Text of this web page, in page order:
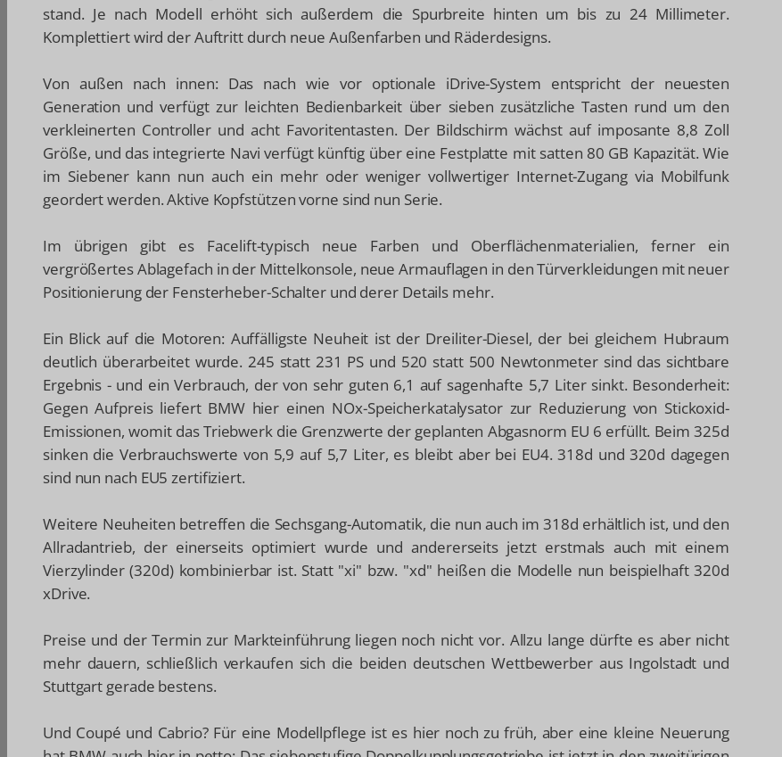
stand. Je nach Modell erhöht sich außerdem die Spurbreite hinten um bis zu 24 Millimeter.
Komplettiert wird der Auftritt durch neue Außenfarben und Räderdesigns.
Von außen nach innen: Das nach wie vor optionale iDrive-System entspricht der neuesten
Generation und verfügt zur leichten Bedienbarkeit über sieben zusätzliche Tasten rund um den
verkleinerten Controller und acht Favoritentasten. Der Bildschirm wächst auf imposante 8,8 Zoll
Größe, und das integrierte Navi verfügt künftig über eine Festplatte mit satten 80 GB Kapazität. Wie
im Siebener kann nun auch ein mehr oder weniger vollwertiger Internet-Zugang via Mobilfunk
geordert werden. Aktive Kopfstützen vorne sind nun Serie.
Im übrigen gibt es Facelift-typisch neue Farben und Oberflächenmaterialien, ferner ein
vergrößertes Ablagefach in der Mittelkonsole, neue Armauflagen in den Türverkleidungen mit neuer
Positionierung der Fensterheber-Schalter und derer Details mehr.
Ein Blick auf die Motoren: Auffälligste Neuheit ist der Dreiliter-Diesel, der bei gleichem Hubraum
deutlich überarbeitet wurde. 245 statt 231 PS und 520 statt 500 Newtonmeter sind das sichtbare
Ergebnis - und ein Verbrauch, der von sehr guten 6,1 auf sagenhafte 5,7 Liter sinkt. Besonderheit:
Gegen Aufpreis liefert BMW hier einen NOx-Speicherkatalysator zur Reduzierung von Stickoxid-
Emissionen, womit das Triebwerk die Grenzwerte der geplanten Abgasnorm EU 6 erfüllt. Beim 325d
sinken die Verbrauchswerte von 5,9 auf 5,7 Liter, es bleibt aber bei EU4. 318d und 320d dagegen
sind nun nach EU5 zertifiziert.
Weitere Neuheiten betreffen die Sechsgang-Automatik, die nun auch im 318d erhältlich ist, und den
Allradantrieb, der einerseits optimiert wurde und andererseits jetzt erstmals auch mit einem
Vierzylinder (320d) kombinierbar ist. Statt "xi" bzw. "xd" heißen die Modelle nun beispielhaft 320d
xDrive.
Preise und der Termin zur Markteinführung liegen noch nicht vor. Allzu lange dürfte es aber nicht
mehr dauern, schließlich verkaufen sich die beiden deutschen Wettbewerber aus Ingolstadt und
Stuttgart gerade bestens.
Und Coupé und Cabrio? Für eine Modellpflege ist es hier noch zu früh, aber eine kleine Neuerung